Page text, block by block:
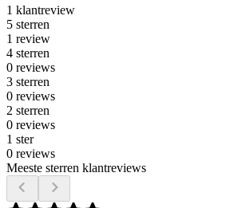
1 klantreview
5 sterren
1 review
4 sterren
0 reviews
3 sterren
0 reviews
2 sterren
0 reviews
1 ster
0 reviews
Meeste sterren klantreviews